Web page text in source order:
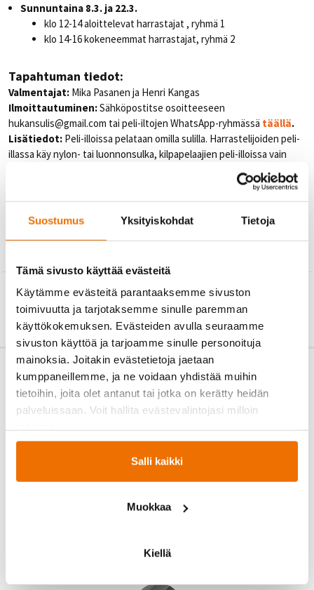
Suostumus Yksityiskohdat Tietoja
Tämä sivusto käyttää evästeitä
Käytämme evästeitä parantaaksemme sivuston
toimivuutta ja tarjotaksemme sinulle paremman
käyttökokemuksen. Evästeiden avulla seuraamme
sivuston käyttöä ja tarjoamme sinulle personoituja
mainoksia. Joitakin evästetietoja jaetaan
kumppaneillemme, ja ne voidaan yhdistää muihin
tietoihin, joita olet antanut tai jotka on kerätty heidän
palveluissaan. Voit hallita evästevalintojasi milloin
Salli kaikki
Muokkaa
Kiellä
Sunnuntaina 8.3. ja 22.3.
klo 12-14 aloittelevat harrastajat , ryhmä 1
klo 14-16 kokeneemmat harrastajat, ryhmä 2
Tapahtuman tiedot:
Valmentajat: Mika Pasanen ja Henri Kangas
Ilmoittautuminen:Sähköpostitse osoitteeseen
hukansulis@gmail.com tai peli-iltojen WhatsApp-ryhmässä täällä.
Lisätiedot: Peli-illoissa pelataan omilla sulilla. Harrastelijoiden peli-
illassa käy nylon- tai luonnonsulka, kilpapelaajien peli-illoissa vain
Oikeudet muutoksiin pidätetään. Ajantasaisimman tiedon
mahdollisista aikataulumuutoksista saat valmentajilta.